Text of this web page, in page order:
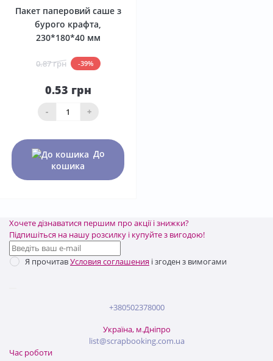
Пакет паперовий саше з
бурого крафта,
230*180*40 мм
0.87 грн -39%
0.53 грн
- +
До
кошика
Хочете дізнаватися першим про акції і знижки?
Підпишіться на нашу розсилку і купуйте з вигодою!
Я прочитавУсловия соглашения і згоден з вимогами
+380502378000
Україна, м.Дніпро
list@scrapbooking.com.ua
Час роботи